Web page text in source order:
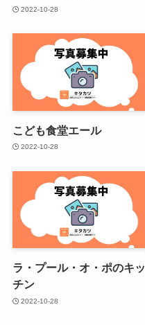
2022-10-28
こども食堂エール
2022-10-28
ラ・プール・オ・ポのキッ
チン
2022-10-28